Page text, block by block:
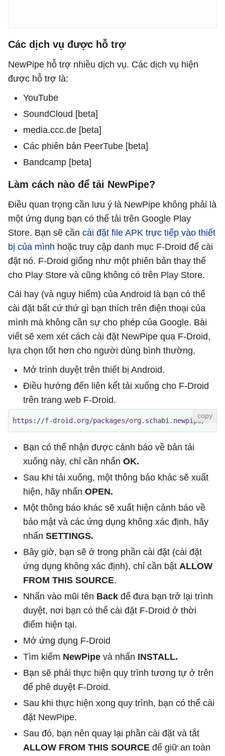
Các dịch vụ được hỗ trợ
NewPipe hỗ trợ nhiều dịch vụ. Các dịch vụ hiện
được hỗ trợ là:
YouTube
SoundCloud [beta]
media.ccc.de [beta]
Các phiên bản PeerTube [beta]
Bandcamp [beta]
Làm cách nào để tải NewPipe?
Điều quan trọng cần lưu ý là NewPipe không phải là
một ứng dụng bạn có thể tải trên Google Play
Store. Bạn sẽ cần cài đặt file APK trực tiếp vào thiết
bị của mình hoặc truy cập danh mục F-Droid để cài
đặt nó. F-Droid giống như một phiên bản thay thế
cho Play Store và cũng không có trên Play Store.
Cái hay (và nguy hiểm) của Android là bạn có thể
cài đặt bất cứ thứ gì bạn thích trên điện thoại của
mình mà không cần sự cho phép của Google. Bài
viết sẽ xem xét cách cài đặt NewPipe qua F-Droid,
lựa chọn tốt hơn cho người dùng bình thường.
Mở trình duyệt trên thiết bị Android.
Điều hướng đến liên kết tải xuống cho F-Droid
trên trang web F-Droid.
https://f-droid.org/packages/org.schabi.newpipe/
Bạn có thể nhận được cảnh báo về bản tải
xuống này, chỉ cần nhấn OK.
Sau khi tải xuống, một thông báo khác sẽ xuất
hiện, hãy nhấn OPEN.
Một thông báo khác sẽ xuất hiện cảnh báo về
bảo mật và các ứng dụng không xác định, hãy
nhấn SETTINGS.
Bây giờ, bạn sẽ ở trong phần cài đặt (cài đặt
ứng dụng không xác định), chỉ cần bật ALLOW
FROM THIS SOURCE.
Nhấn vào mũi tên Back để đưa bạn trở lại trình
duyệt, nơi bạn có thể cài đặt F-Droid ở thời
điểm hiện tại.
Mở ứng dụng F-Droid
Tìm kiếm NewPipe và nhấn INSTALL.
Bạn sẽ phải thực hiện quy trình tương tự ở trên
để phê duyệt F-Droid.
Sau khi thực hiện xong quy trình, bạn có thể cài
đặt NewPipe.
Sau đó, bạn nên quay lại phần cài đặt và tắt
ALLOW FROM THIS SOURCE để giữ an toàn